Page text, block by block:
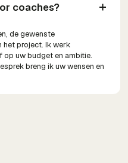
coaches?
de gewenste
het project. Ik werk
op uw budget en ambitie.
breng ik uw wensen en